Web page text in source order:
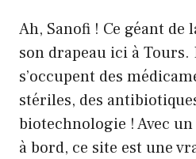
Ah, Sanofi ! Ce géant de
son drapeau ici à Tours.
s’occupent des
stériles, des
biotechnologie ! Avec
à bord, ce site est une